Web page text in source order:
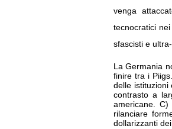
venga
tecnocratici
sfascisti e
La Germania
finire tra i
delle istituzioni
contrasto a
americane.
rilanciare
dollarizzanti